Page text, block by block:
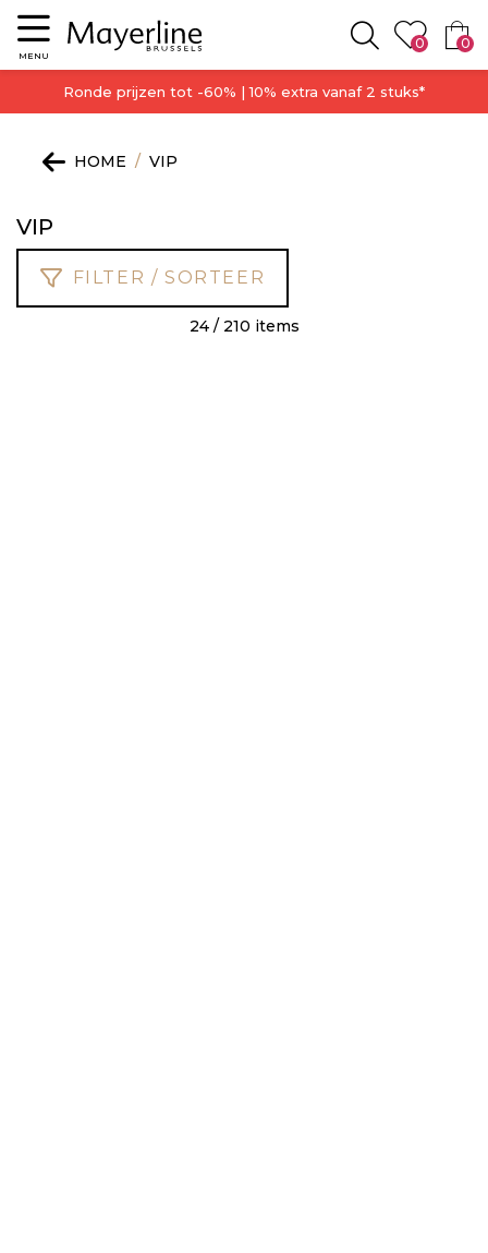
Menu
MENU Zoeken
0 0
Ronde prijzen tot -60% | 10% extra vanaf 2 stuks*
HOME VIP
VIP
FILTER / SORTEER
24 / 210 items